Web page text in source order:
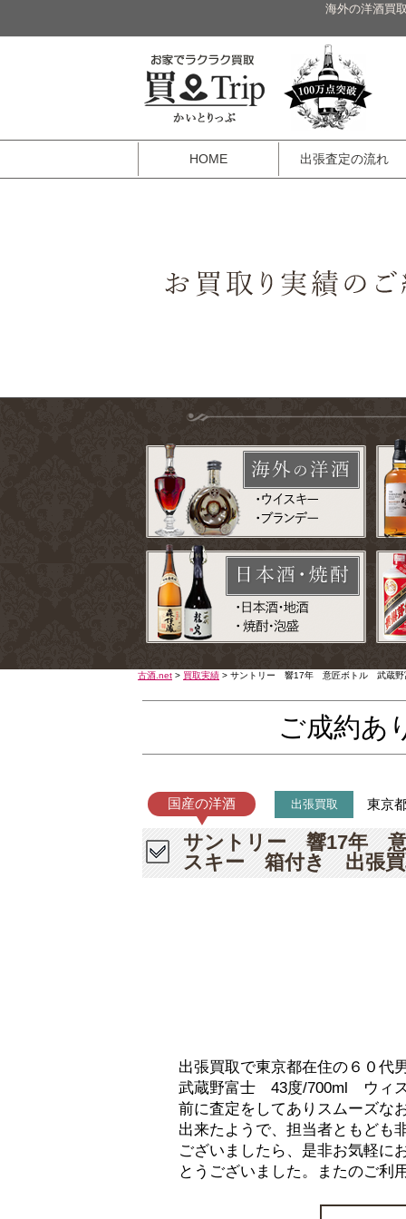
海外の洋酒買
HOME 出張査定の流れ
古酒.net > 買取実績 > サントリー 響17年 意匠ボトル 武蔵
ご成約あ
国産の洋酒 出張買取 東京
サントリー 響17年
スキー 箱付き 出張
出張買取で東京都在住の６０
武蔵野富士 43度/700ml ウィ
前に査定をしてありスムーズな
出来たようで、担当者ともども
ございましたら、是非お気軽に
とうございました。またのご利